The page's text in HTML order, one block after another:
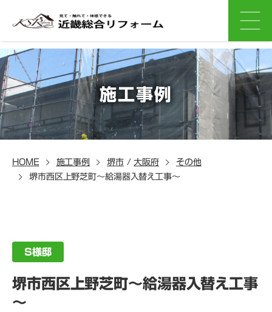
施工事例
HOME 施工事例 堺市/大阪府
その他
堺市西区上野芝町～給湯器入替え工事～
S様邸
堺市西区上野芝町～給湯器入替え工事
～